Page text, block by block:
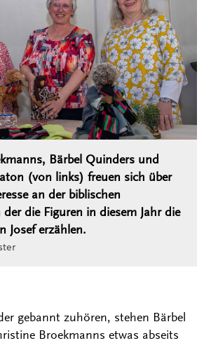
Bärbel Quinders und
(von links) freuen sich über
an der biblischen
die Figuren in diesem Jahr die
Josef erzählen.
gebannt zuhören, stehen Bärbel
Broekmanns etwas abseits